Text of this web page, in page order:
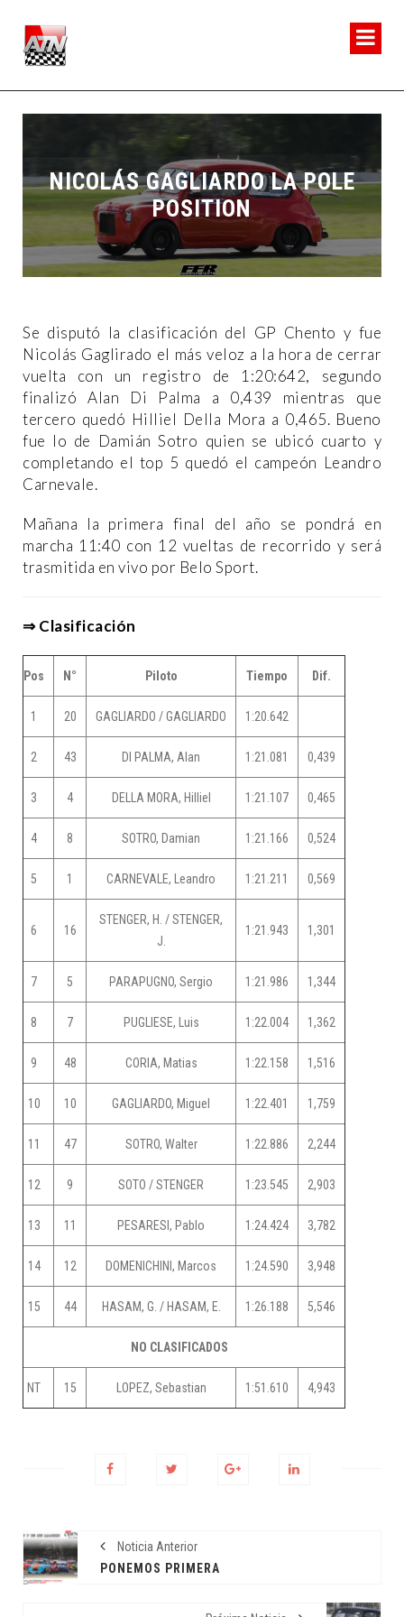
NICOLÁS GAGLIARDO LA POLE
POSITION
Se disputó la clasificación del GP Chento y fue
Nicolás Gaglirado el más veloz a la hora de cerrar
vuelta con un registro de 1:20:642, segundo
finalizó Alan Di Palma a 0,439 mientras que
tercero quedó Hilliel Della Mora a 0,465. Bueno
fue lo de Damián Sotro quien se ubicó cuarto y
completando el top 5 quedó el campeón Leandro
Carnevale.
Mañana la primera final del año se pondrá en
marcha 11:40 con 12 vueltas de recorrido y será
trasmitida en vivo por Belo Sport.
⇒ Clasificación
Pos N° Piloto Tiempo Dif.
1 20 GAGLIARDO / GAGLIARDO 1:20.642
2 43 DI PALMA, Alan 1:21.081 0,439
3 4 DELLA MORA, Hilliel 1:21.107 0,465
4 8 SOTRO, Damian 1:21.166 0,524
5 1 CARNEVALE, Leandro 1:21.211 0,569
6 16
STENGER, H. / STENGER,
J.
1:21.943 1,301
7 5 PARAPUGNO, Sergio 1:21.986 1,344
8 7 PUGLIESE, Luis 1:22.004 1,362
9 48 CORIA, Matias 1:22.158 1,516
10 10 GAGLIARDO, Miguel 1:22.401 1,759
11 47 SOTRO, Walter 1:22.886 2,244
12 9 SOTO / STENGER 1:23.545 2,903
13 11 PESARESI, Pablo 1:24.424 3,782
14 12 DOMENICHINI, Marcos 1:24.590 3,948
15 44 HASAM, G. / HASAM, E. 1:26.188 5,546
NO CLASIFICADOS
NT 15 LOPEZ, Sebastian 1:51.610 4,943
Noticia Anterior
PONEMOS PRIMERA